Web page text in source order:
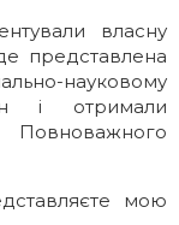
власну
представлена
науковому
і отримали
Повноважного
мою